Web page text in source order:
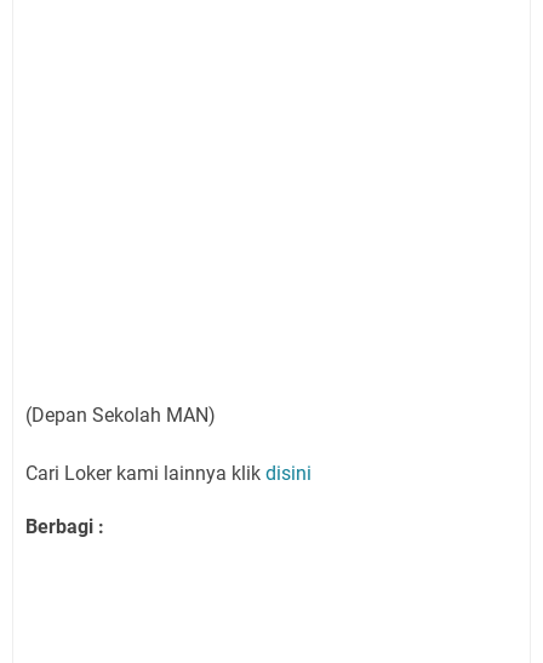
(Depan Sekolah MAN)
Cari Loker kami lainnya klik disini
Berbagi :